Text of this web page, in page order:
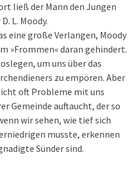
ließ der Mann den Jungen
L. Moody.
eine große Verlangen, Moody
»Frommen« daran gehindert.
um uns über das
zu empören. Aber
oft Probleme mit uns
Gemeinde auftaucht, der so
wir sehen, wie tief sich
musste, erkennen
Sünder sind.